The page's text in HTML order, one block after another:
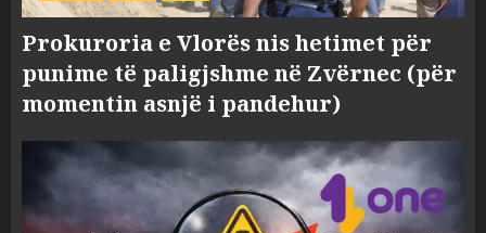
Prokuroria e Vlorës nis hetimet për
punime të paligjshme në Zvërnec (për
momentin asnjë i pandehur)